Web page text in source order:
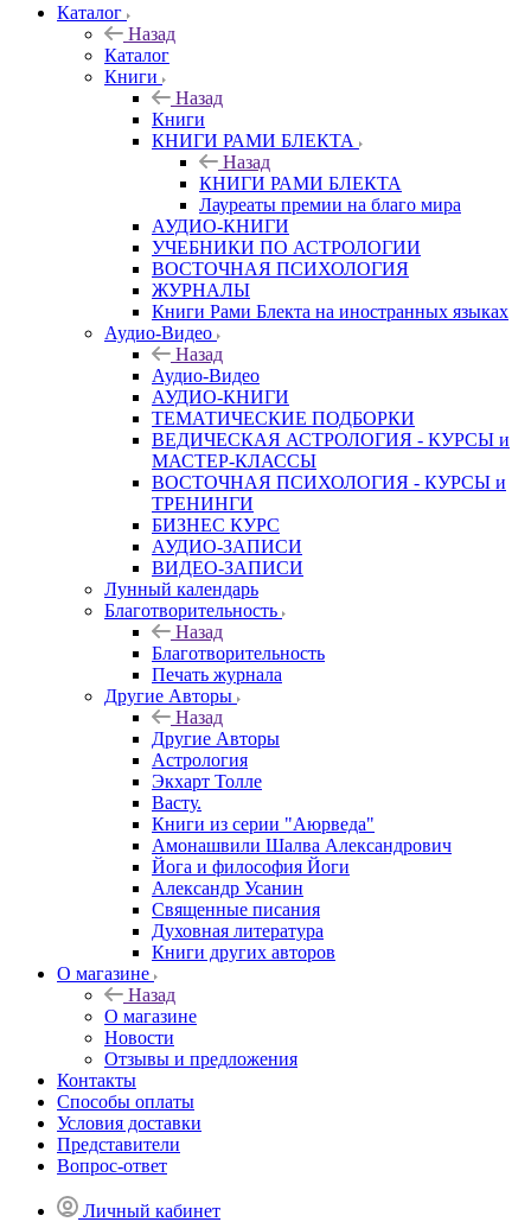
Каталог
Назад
Каталог
Книги
Назад
Книги
КНИГИ РАМИ БЛЕКТА
Назад
КНИГИ РАМИ БЛЕКТА
Лауреаты премии на благо мира
АУДИО-КНИГИ
УЧЕБНИКИ ПО АСТРОЛОГИИ
ВОСТОЧНАЯ ПСИХОЛОГИЯ
ЖУРНАЛЫ
Книги Рами Блекта на иностранных языках
Аудио-Видео
Назад
Аудио-Видео
АУДИО-КНИГИ
ТЕМАТИЧЕСКИЕ ПОДБОРКИ
ВЕДИЧЕСКАЯ АСТРОЛОГИЯ - КУРСЫ и
МАСТЕР-КЛАССЫ
ВОСТОЧНАЯ ПСИХОЛОГИЯ - КУРСЫ и
ТРЕНИНГИ
БИЗНЕС КУРС
АУДИО-ЗАПИСИ
ВИДЕО-ЗАПИСИ
Лунный календарь
Благотворительность
Назад
Благотворительность
Печать журнала
Другие Aвторы
Назад
Другие Aвторы
Астрология
Экхарт Толле
Васту.
Книги из серии "Аюрведа"
Амонашвили Шалва Александрович
Йога и философия Йоги
Александр Усанин
Священные писания
Духовная литература
Книги других авторов
О магазине
Назад
О магазине
Новости
Отзывы и предложения
Контакты
Способы оплаты
Условия доставки
Представители
Вопрос-ответ
Личный кабинет